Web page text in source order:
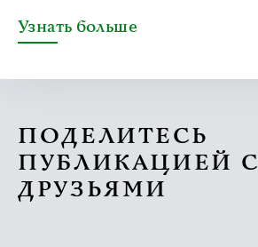
Узнать больше
ПОДЕЛИТЕСЬ
ПУБЛИКАЦИЕЙ С
ДРУЗЬЯМИ